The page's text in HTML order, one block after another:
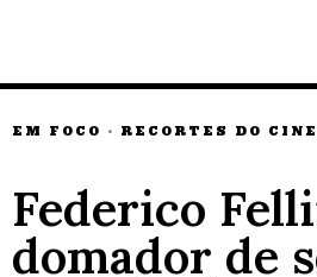
EM FOCO · RECORTES DO
Federico
domador de